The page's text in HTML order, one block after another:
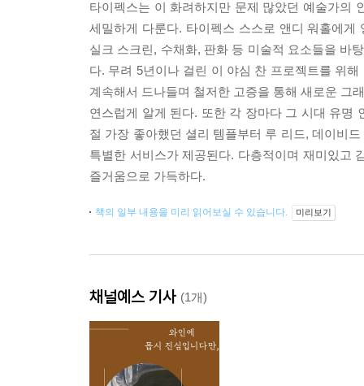
타이펙스는 이 화려하지만 문제 많았던 예술가의
세밀하게 다룬다. 타이펙스 스스로 앤디 워홀에
실크 스크린, 수채화, 판화 등 미술적 요소들을 바
다. 무려 5년이나 걸린 이 야심 찬 프로젝트를 위
계속해서 드나들며 철저한 고증을 통해 새로운 그
연스럽게 알게 된다. 또한 각 장마다 그 시대 유명
절 가장 좋아했던 셜리 템플부터 루 리드, 데이비
특별한 서비스가 제공된다. 다층적이며 재미있고
즐거움으로 가득하다.
책의 일부 내용을 미리 읽어보실 수 있습니다. 미리보기
채널예스 기사 (1개)